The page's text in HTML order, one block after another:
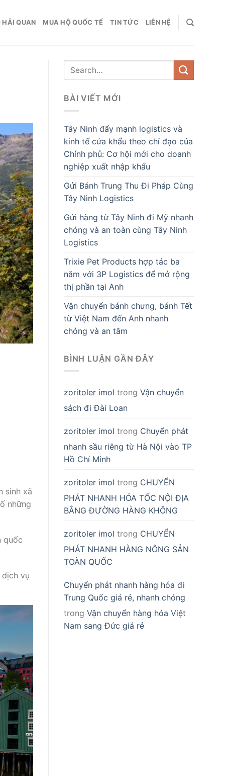
HẢI QUAN MUA HỘ QUỐC TẾ TIN TỨC LIÊN HỆ
sinh xã
những
quốc
vụ
BÀI VIẾT MỚI
Tây Ninh đẩy mạnh logistics và
kinh tế cửa khẩu theo chỉ đạo của
Chính phủ: Cơ hội mới cho doanh
nghiệp xuất nhập khẩu
Gửi Bánh Trung Thu Đi Pháp Cùng
Tây Ninh Logistics
Gửi hàng từ Tây Ninh đi Mỹ nhanh
chóng và an toàn cùng Tây Ninh
Logistics
Trixie Pet Products hợp tác ba
năm với 3P Logistics để mở rộng
thị phần tại Anh
Vận chuyển bánh chưng, bánh Tết
từ Việt Nam đến Anh nhanh
chóng và an tâm
BÌNH LUẬN GẦN ĐÂY
zoritoler imol trong Vận chuyển
sách đi Đài Loan
zoritoler imol trong Chuyển phát
nhanh sầu riêng từ Hà Nội vào TP
Hồ Chí Minh
zoritoler imol trong CHUYỂN
PHÁT NHANH HỎA TỐC NỘI ĐỊA
BẰNG ĐƯỜNG HÀNG KHÔNG
zoritoler imol trong CHUYỂN
PHÁT NHANH HÀNG NÔNG SẢN
TOÀN QUỐC
Chuyển phát nhanh hàng hóa đi
Trung Quốc giá rẻ, nhanh chóng
trong Vận chuyển hàng hóa Việt
Nam sang Đức giá rẻ